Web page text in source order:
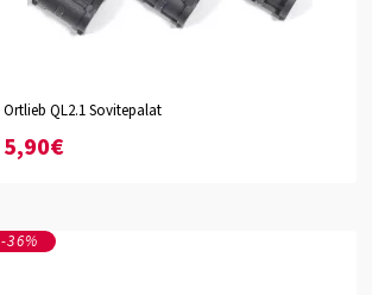
Ortlieb QL2.1 Sovitepalat
5,90€
-36%